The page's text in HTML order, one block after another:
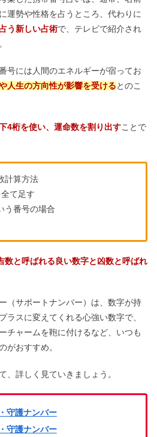
運勢や性格を占うところ、代わりに
う新しい占術で、テレビで紹介され
号には人間のエネルギーが宿ってお
人生の方向性が影響を受けるとのこ
4桁を使い、運命数を割り出すことで
計算方法
て足す
う番号の場合
数と呼ばれる良い数字と凶数と呼ばれ
（サポートナンバー）は、数字が持
ラスに変えてくれる心強い数字で、
チャームを鞄に付けるなど、いつも
がおすすめ。
、詳しく見ていきましょう。
守護ナンバー
守護ナンバー